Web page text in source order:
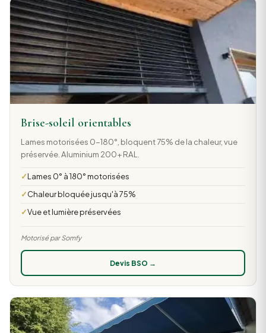
Brise-soleil orientables
Lames motorisées 0-180°, bloquent 75% de la chaleur, vue
préservée. Aluminium 200+ RAL.
Lames 0° à 180° motorisées
Chaleur bloquée jusqu'à 75%
Vue et lumière préservées
Motorisé par Somfy
Devis BSO →